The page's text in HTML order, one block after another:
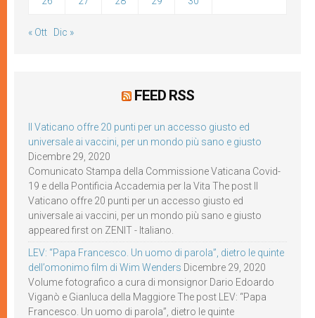
« Ott Dic »
FEED RSS
Il Vaticano offre 20 punti per un accesso giusto ed
universale ai vaccini, per un mondo più sano e giusto
Dicembre 29, 2020
Comunicato Stampa della Commissione Vaticana Covid-
19 e della Pontificia Accademia per la Vita The post Il
Vaticano offre 20 punti per un accesso giusto ed
universale ai vaccini, per un mondo più sano e giusto
appeared first on ZENIT - Italiano.
LEV: “Papa Francesco. Un uomo di parola”, dietro le quinte
dell’omonimo film di Wim Wenders Dicembre 29, 2020
Volume fotografico a cura di monsignor Dario Edoardo
Viganò e Gianluca della Maggiore The post LEV: “Papa
Francesco. Un uomo di parola”, dietro le quinte